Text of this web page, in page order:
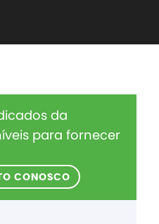
da
para fornecer
CONOSCO